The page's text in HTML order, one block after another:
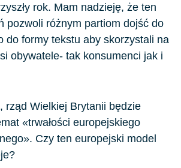
rok. Mam nadzieję, że ten
pozwoli różnym partiom dojść do
do formy tekstu aby skorzystali na
obywatele- tak konsumenci jak i
rząd Wielkiej Brytanii będzie
«trwałości europejskiego
Czy ten europejski model